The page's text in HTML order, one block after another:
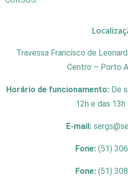
Travessa Francisco de
Centro – Porto
Horário de funcionamento: De
12h e das 13h
E-mail:
Fone: (51)
Fone: (51)